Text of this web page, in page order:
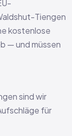
Tiengen
kostenlose
— und müssen
sind wir
für